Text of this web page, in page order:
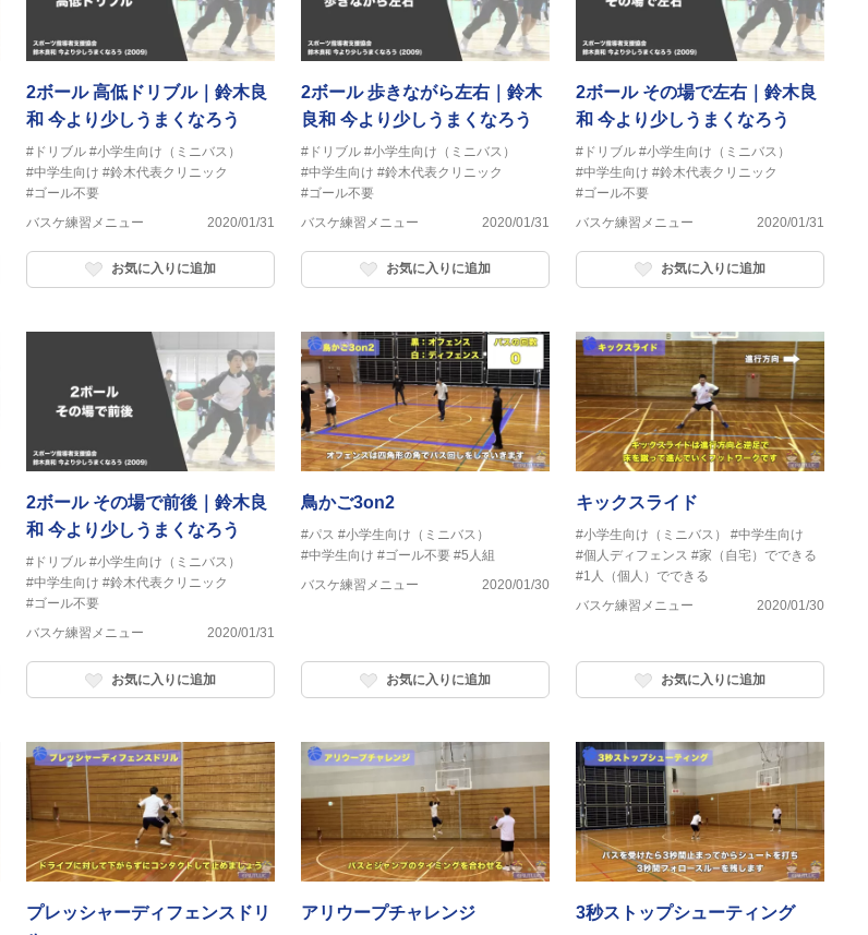
2ボール 高低ドリブル｜鈴木良
和 今より少しうまくなろう
#ドリブル #小学生向け（ミニバス）
#中学生向け #鈴木代表クリニック
#ゴール不要
バスケ練習メニュー
2020/01/31
お気に入りに追加
2ボール 歩きながら左右｜鈴木
良和 今より少しうまくなろう
#ドリブル #小学生向け（ミニバス）
#中学生向け #鈴木代表クリニック
#ゴール不要
バスケ練習メニュー
2020/01/31
お気に入りに追加
2ボール その場で左右｜鈴木良
和 今より少しうまくなろう
#ドリブル #小学生向け（ミニバス）
#中学生向け #鈴木代表クリニック
#ゴール不要
バスケ練習メニュー
2020/01/31
お気に入りに追加
2ボール その場で前後｜鈴木良
和 今より少しうまくなろう
#ドリブル #小学生向け（ミニバス）
#中学生向け #鈴木代表クリニック
#ゴール不要
バスケ練習メニュー
2020/01/31
お気に入りに追加
鳥かご3on2
#パス #小学生向け（ミニバス）
#中学生向け #ゴール不要 #5人組
バスケ練習メニュー
2020/01/30
お気に入りに追加
キックスライド
#小学生向け（ミニバス）
#中学生向け
#個人ディフェンス #家（自宅）でできる
#1人（個人）でできる
バスケ練習メニュー
2020/01/30
お気に入りに追加
プレッシャーディフェンスドリ
アリウープチャレンジ 3秒ストップシューティング